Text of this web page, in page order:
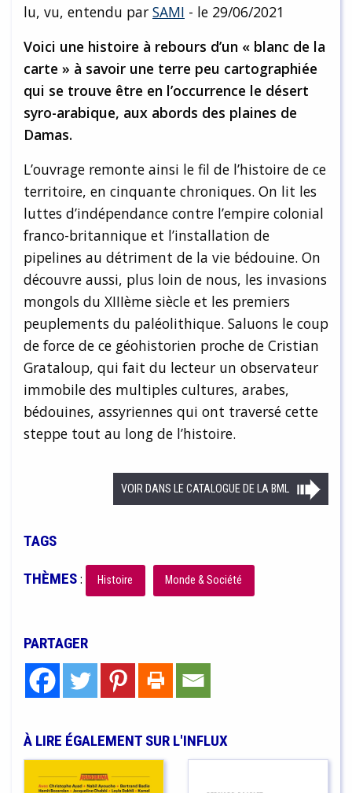
lu, vu, entendu par SAMI - le 29/06/2021
Voici une histoire à rebours d’un « blanc de la
carte » à savoir une terre peu cartographiée
qui se trouve être en l’occurrence le désert
syro-arabique, aux abords des plaines de
Damas.
L’ouvrage remonte ainsi le fil de l’histoire de ce
territoire, en cinquante chroniques. On lit les
luttes d’indépendance contre l’empire colonial
franco-britannique et l’installation de
pipelines au détriment de la vie bédouine. On
découvre aussi, plus loin de nous, les invasions
mongols du XIIIème siècle et les premiers
peuplements du paléolithique. Saluons le coup
de force de ce géohistorien proche de Cristian
Grataloup, qui fait du lecteur un observateur
immobile des multiples cultures, arabes,
bédouines, assyriennes qui ont traversé cette
steppe tout au long de l’histoire.
VOIR DANS LE CATALOGUE DE LA BML
TAGS
THÈMES: Histoire Monde & Société
PARTAGER
À LIRE ÉGALEMENT SUR L'INFLUX